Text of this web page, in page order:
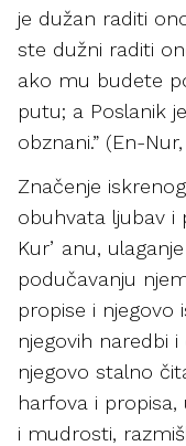
je dužan raditi
ste dužni raditi
ako mu budete
putu; a Poslanik
obznani.” (En-
Značenje
obuhvata ljubav i
Kurʼanu,
podučavanju
propise i njegovo
njegovih naredbi
njegovo stalno
harfova i propisa,
i mudrosti,